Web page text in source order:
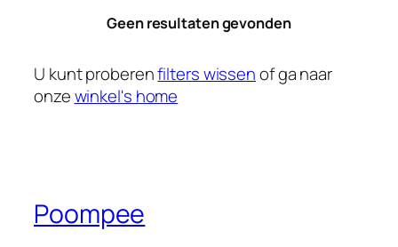
Geen resultaten gevonden
U kunt proberenfilters wissenof ga naar
onzewinkel's home
Poompee